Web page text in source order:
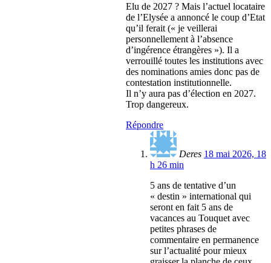
Elu de 2027 ? Mais l’actuel locataire
de l’Elysée a annoncé le coup d’Etat
qu’il ferait (« je veillerai
personnellement à l’absence
d’ingérence étrangères »). Il a
verrouillé toutes les institutions avec
des nominations amies donc pas de
contestation institutionnelle.
Il n’y aura pas d’élection en 2027.
Trop dangereux.
Répondre
Deres 18 mai 2026, 18
h 26 min
5 ans de tentative d’un
« destin » international qui
seront en fait 5 ans de
vacances au Touquet avec
petites phrases de
commentaire en permanence
sur l’actualité pour mieux